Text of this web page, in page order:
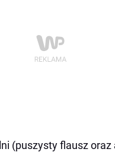
(puszysty flausz